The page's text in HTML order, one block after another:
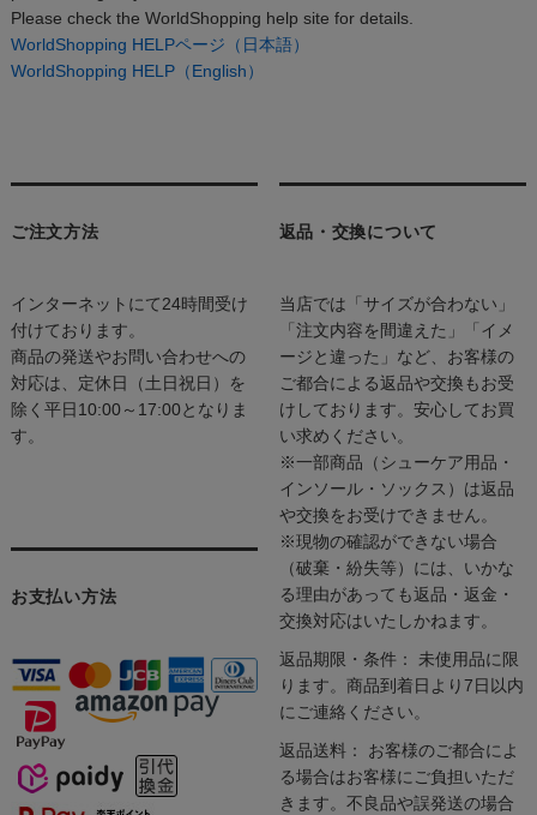
Please check the WorldShopping help site for details.
WorldShopping HELPページ（日本語）
WorldShopping HELP（English）
ご注文方法
インターネットにて24時間受け
付けております。
商品の発送やお問い合わせへの
対応は、定休日（土日祝日）を
除く平日10:00～17:00となりま
す。
お支払い方法
返品・交換について
当店では「サイズが合わない」
「注文内容を間違えた」「イメ
ージと違った」など、お客様の
ご都合による返品や交換もお受
けしております。安心してお買
い求めください。
※一部商品（シューケア用品・
インソール・ソックス）は返品
や交換をお受けできません。
※現物の確認ができない場合
（破棄・紛失等）には、いかな
る理由があっても返品・返金・
交換対応はいたしかねます。
返品期限・条件： 未使用品に限
ります。商品到着日より7日以内
にご連絡ください。
返品送料： お客様のご都合によ
る場合はお客様にご負担いただ
きます。不良品や誤発送の場合